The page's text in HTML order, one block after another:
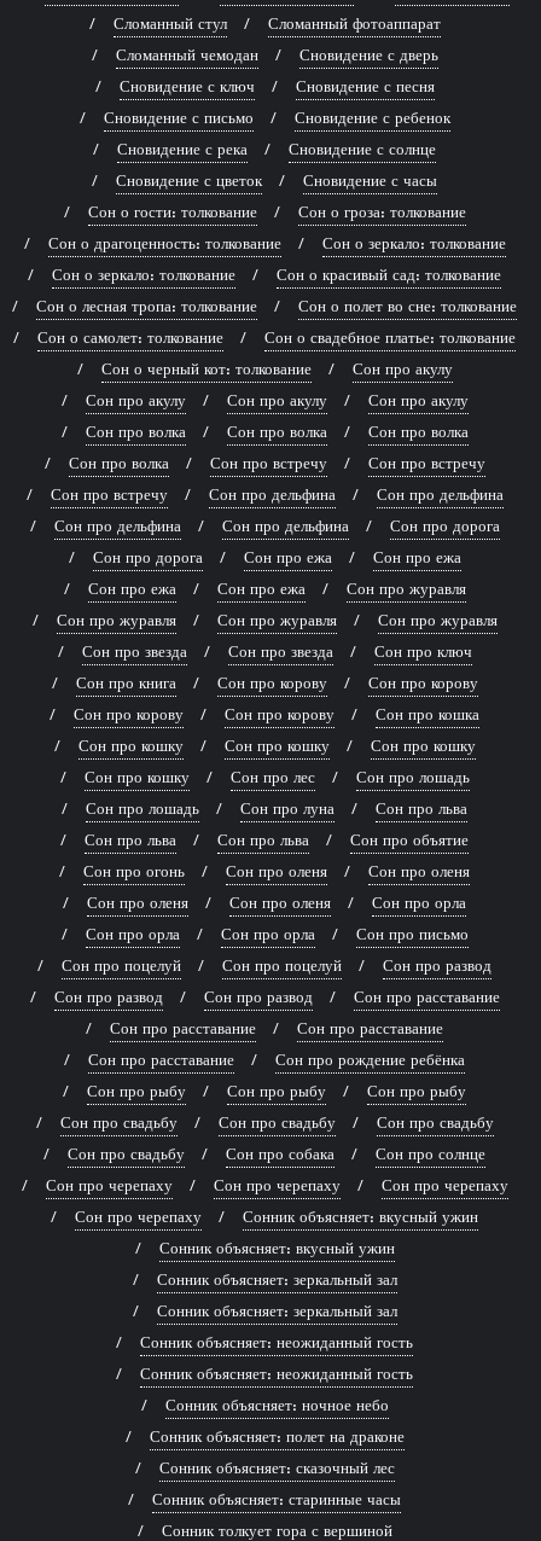
Сломанный стул
Сломанный фотоаппарат
Сломанный чемодан
Сновидение с дверь
Сновидение с ключ
Сновидение с песня
Сновидение с письмо
Сновидение с ребенок
Сновидение с река
Сновидение с солнце
Сновидение с цветок
Сновидение с часы
Сон о гости: толкование
Сон о гроза: толкование
Сон о драгоценность: толкование
Сон о зеркало: толкование
Сон о зеркало: толкование
Сон о красивый сад: толкование
Сон о лесная тропа: толкование
Сон о полет во сне: толкование
Сон о самолет: толкование
Сон о свадебное платье: толкование
Сон о черный кот: толкование
Сон про акулу
Сон про акулу
Сон про акулу
Сон про акулу
Сон про волка
Сон про волка
Сон про волка
Сон про волка
Сон про встречу
Сон про встречу
Сон про встречу
Сон про дельфина
Сон про дельфина
Сон про дельфина
Сон про дельфина
Сон про дорога
Сон про дорога
Сон про ежа
Сон про ежа
Сон про ежа
Сон про ежа
Сон про журавля
Сон про журавля
Сон про журавля
Сон про журавля
Сон про звезда
Сон про звезда
Сон про ключ
Сон про книга
Сон про корову
Сон про корову
Сон про корову
Сон про корову
Сон про кошка
Сон про кошку
Сон про кошку
Сон про кошку
Сон про кошку
Сон про лес
Сон про лошадь
Сон про лошадь
Сон про луна
Сон про льва
Сон про льва
Сон про льва
Сон про объятие
Сон про огонь
Сон про оленя
Сон про оленя
Сон про оленя
Сон про оленя
Сон про орла
Сон про орла
Сон про орла
Сон про письмо
Сон про поцелуй
Сон про поцелуй
Сон про развод
Сон про развод
Сон про развод
Сон про расставание
Сон про расставание
Сон про расставание
Сон про расставание
Сон про рождение ребёнка
Сон про рыбу
Сон про рыбу
Сон про рыбу
Сон про свадьбу
Сон про свадьбу
Сон про свадьбу
Сон про свадьбу
Сон про собака
Сон про солнце
Сон про черепаху
Сон про черепаху
Сон про черепаху
Сон про черепаху
Сонник объясняет: вкусный ужин
Сонник объясняет: вкусный ужин
Сонник объясняет: зеркальный зал
Сонник объясняет: зеркальный зал
Сонник объясняет: неожиданный гость
Сонник объясняет: неожиданный гость
Сонник объясняет: ночное небо
Сонник объясняет: полет на драконе
Сонник объясняет: сказочный лес
Сонник объясняет: старинные часы
Сонник толкует гора с вершиной